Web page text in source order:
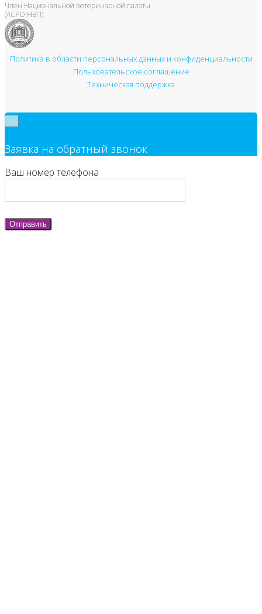
Член Национальной ветеринарной палаты
(АСРО НВП)
Политика в области персональных данных и конфиденциальности
Пользовательское соглашение
Техническая поддержка
Заявка на обратный звонок
Ваш номер телефона
Отправить